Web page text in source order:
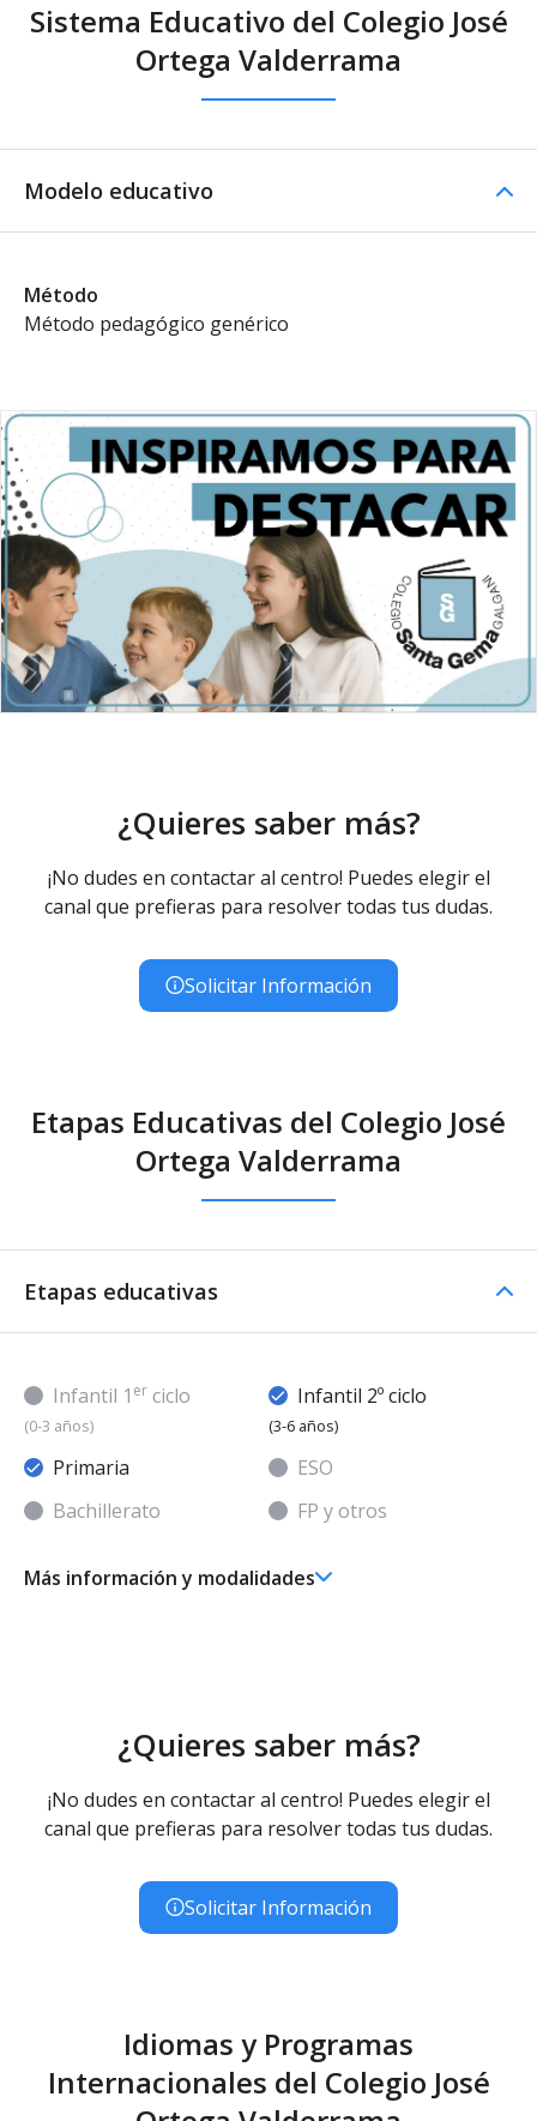
Sistema Educativo del Colegio José
Ortega Valderrama
Modelo educativo
Método
Método pedagógico genérico
¿Quieres saber más?
¡No dudes en contactar al centro! Puedes elegir el
canal que prefieras para resolver todas tus dudas.
Solicitar Información
Etapas Educativas del Colegio José
Ortega Valderrama
Etapas educativas
Infantil 1 er ciclo
(0-3 años)
Infantil 2º ciclo
(3-6 años)
Primaria
ESO
Bachillerato
FP y otros
Más información y modalidades
¿Quieres saber más?
¡No dudes en contactar al centro! Puedes elegir el
canal que prefieras para resolver todas tus dudas.
Solicitar Información
Idiomas y Programas
Internacionales del Colegio José